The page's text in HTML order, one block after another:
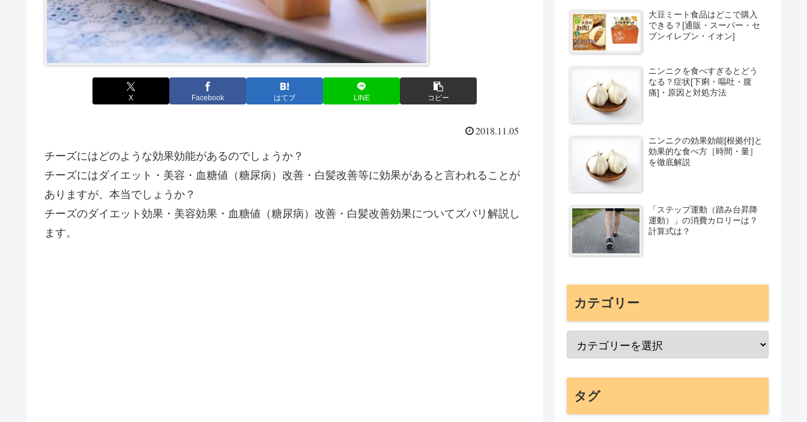
X Facebook はてブ LINE コピー
2018.11.05
チーズにはどのような効果効能があるのでしょうか？
チーズにはダイエット・美容・血糖値（糖尿病）改善・白髪改善等に効果があると言われることが
ありますが、本当でしょうか？
チーズのダイエット効果・美容効果・血糖値（糖尿病）改善・白髪改善効果についてズバリ解説し
ます。
大豆ミート食品はどこで購入
できる？[通販・スーパー・セ
ブンイレブン・イオン]
ニンニクを食べすぎるとどう
なる？症状[下痢・嘔吐・腹
痛]・原因と対処方法
ニンニクの効果効能[根拠付]と
効果的な食べ方［時間・量］
を徹底解説
「ステップ運動（踏み台昇降
運動）」の消費カロリーは？
計算式は？
カテゴリー
タグ